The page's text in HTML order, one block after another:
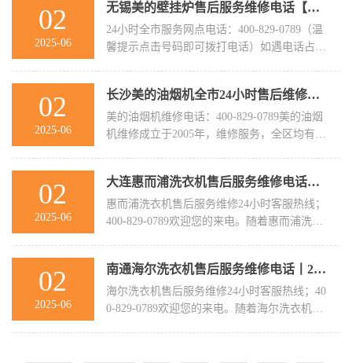
02
2025-06
无锡美的壁挂炉售后服务维修电话【全市统一热线】24小时
24小时全市服务网点电话：400-829-0789（温
馨提示点击号码即可拨打电话）‍‍如遇电话占线
02
2025-06
长沙美的油烟机全市24小时售后维修服务点客服热线号码
美的油烟机维修电话：400-829-0789美的油烟
机维修成立于2005年，维修服务，全区均有维
02
2025-06
大连惠而浦洗衣机售后服务维修电话丨24小时受理统一咨询
惠而浦洗衣机售后服务维修24小时客服热线；
400-829-0789欢迎您的来电。随着惠而浦洗衣
02
2025-06
南通海尔洗衣机售后服务维修电话丨24小时受理统一咨询中心
海尔洗衣机售后服务维修24小时客服热线；40
0-829-0789欢迎您的来电。随着海尔洗衣机用